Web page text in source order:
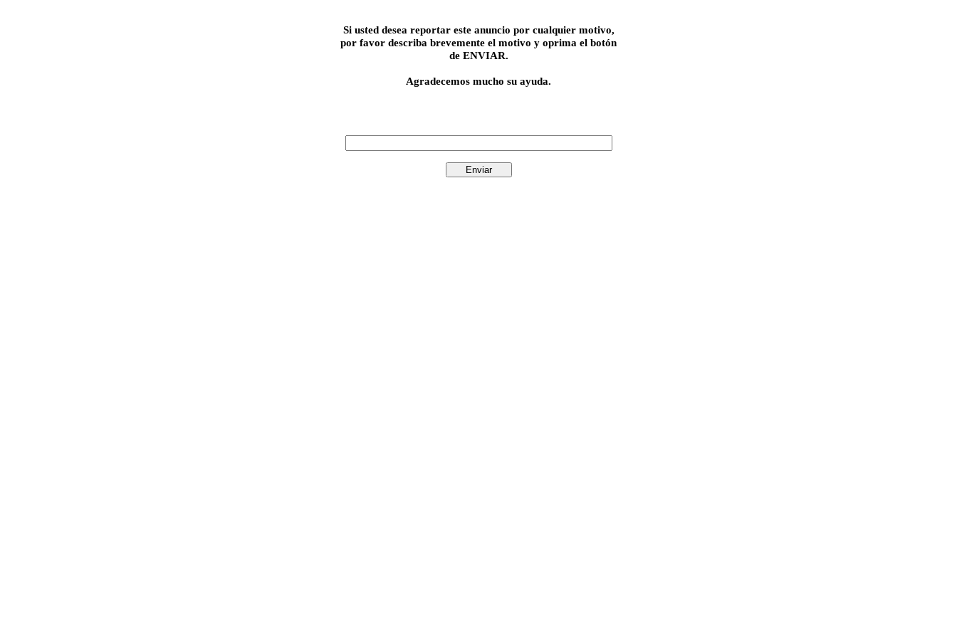
Si usted desea reportar este anuncio por cualquier motivo,
por favor describa brevemente el motivo y oprima el botón
de ENVIAR.
Agradecemos mucho su ayuda.